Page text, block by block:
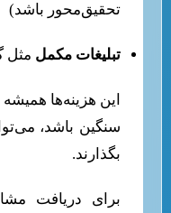
تحقیق‌محور باشد)
تبلیغات مکمل مثل
این هزینه‌ها
بگذارند.
برای دریافت